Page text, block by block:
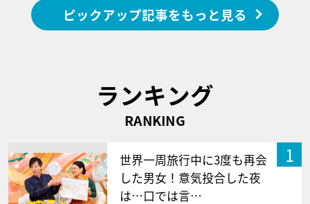
ピックアップ記事をもっと見る
ランキング
RANKING
1
世界一周旅行中に3度も再会
した男女！意気投合した夜
は…口では言…